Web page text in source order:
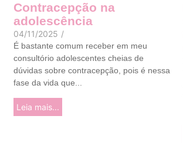
Contracepção na
adolescência
04/11/2025 /
É bastante comum receber em meu
consultório adolescentes cheias de
dúvidas sobre contracepção, pois é nessa
fase da vida que...
Leia mais...